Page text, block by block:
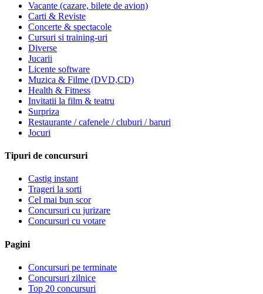
Vacante (cazare, bilete de avion)
Carti & Reviste
Concerte & spectacole
Cursuri si training-uri
Diverse
Jucarii
Licente software
Muzica & Filme (DVD,CD)
Health & Fitness
Invitatii la film & teatru
Surpriza
Restaurante / cafenele / cluburi / baruri
Jocuri
Tipuri de concursuri
Castig instant
Trageri la sorti
Cel mai bun scor
Concursuri cu jurizare
Concursuri cu votare
Pagini
Concursuri pe terminate
Concursuri zilnice
Top 20 concursuri